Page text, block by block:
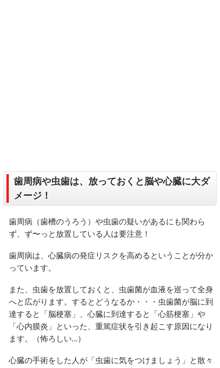
歯周病や虫歯は、放っておくと脳や心臓に大ダ
メージ！
歯周病（歯槽のうろう）や虫歯の疑いがあるにも関わら
ず、ず〜っと放置している人は要注意！
歯周病は、心臓病の発症リスクを高めるということが分か
っています。
また、虫歯を放置しておくと、虫歯菌が血液を巡って全身
へと広がります。するとどうなるか・・・虫歯菌が脳に到
達すると「脳梗塞」、心臓に到達すると「心筋梗塞」や
「心内膜炎」といった、重篤症状を引き起こす原因になり
ます。（怖ろしい...）
心臓の手術をした人が「虫歯に気をつけましょう」と散々